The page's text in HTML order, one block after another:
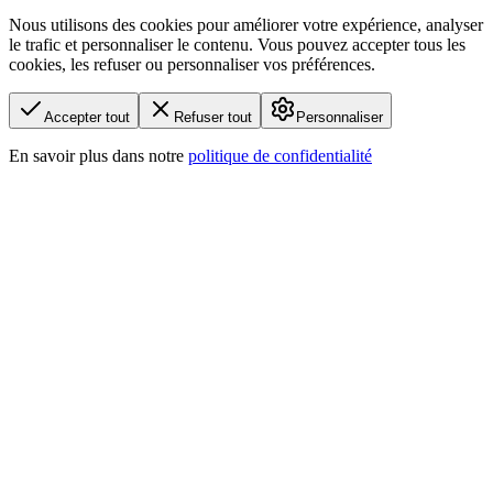
Nous utilisons des cookies pour améliorer votre expérience, analyser
le trafic et personnaliser le contenu. Vous pouvez accepter tous les
cookies, les refuser ou personnaliser vos préférences.
Accepter tout Refuser tout Personnaliser
En savoir plus dans notre politique de confidentialité